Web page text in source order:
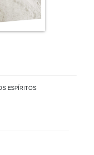
ESPÍRITOS